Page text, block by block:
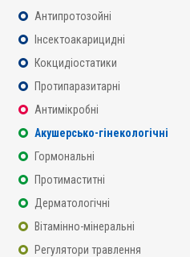
Антипротозойні
Інсектоакарицидні
Кокцидіостатики
Протипаразитарні
Антимікробні
Акушерсько-гінекологічні
Гормональні
Протимаститні
Дерматологічні
Вітамінно-мінеральні
Регулятори травлення